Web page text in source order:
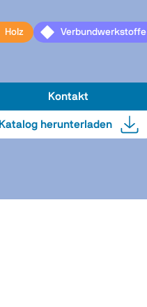
Holz Verbundwerkstoffe
Kontakt
Katalog herunterladen